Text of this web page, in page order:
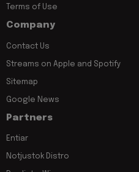
Terms of Use
Company
Contact Us
Streams on Apple and Spotify
Sitemap
Google News
Partners
Entiar
Notjustok Distro